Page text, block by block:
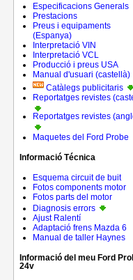
Especificacions Generals
Prestacions
Preus i equipaments
(Espanya)
Interpretació VIN
Interpretació VCL
Producció i preus USA
Manual d'usuari (castellà)
Catàlegs publicitaris
Reportatges revistes
Reportatges revistes
Maquetes del Ford Probe
Informació Técnica
Esquema circuit de buit
Fotos components motor
Fotos parts del motor
Diagnosis errors
Ajust Ralentí
Adaptació frens Mazda 6
Manual de taller Haynes
Informació del meu Ford
24v